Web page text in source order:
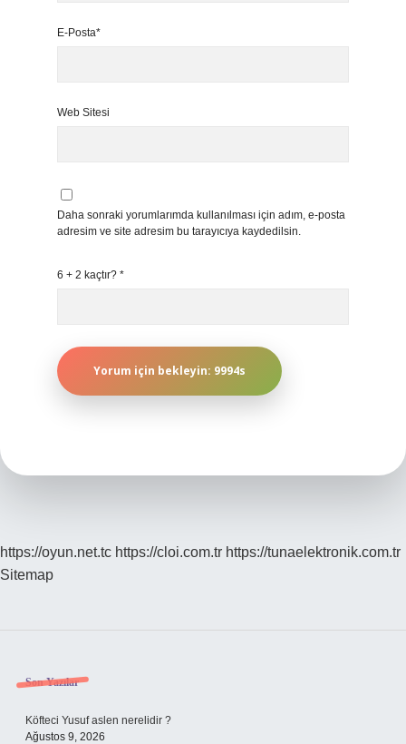
E-Posta*
Web Sitesi
Daha sonraki yorumlarımda kullanılması için adım, e-posta
adresim ve site adresim bu tarayıcıya kaydedilsin.
6 + 2 kaçtır? *
https://oyun.net.tc https://cloi.com.tr https://tunaelektronik.com.tr
Sitemap
Sidebar
Son Yazılar
Köfteci Yusuf aslen nerelidir ?
Ağustos 9, 2026